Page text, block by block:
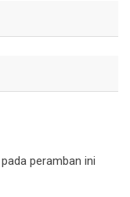
peramban ini